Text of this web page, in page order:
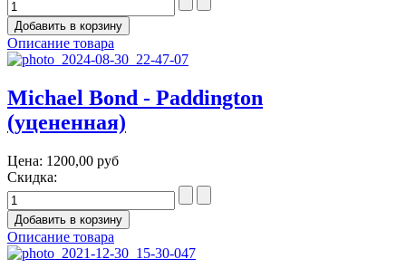
Описание товара
Michael Bond - Paddington
(уцененная)
Цена: 1200,00 руб
Скидка:
Описание товара